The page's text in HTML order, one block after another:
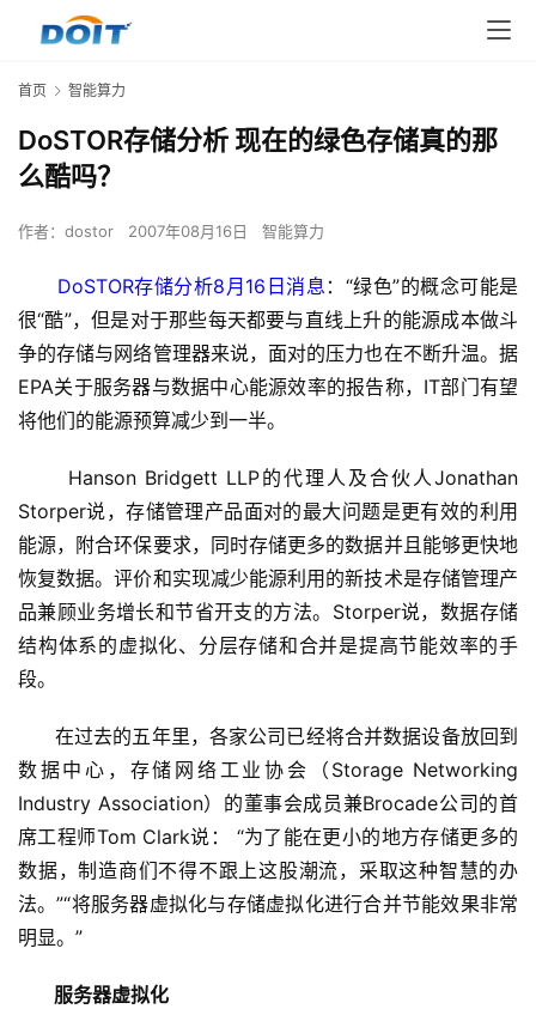
首页 智能算力
DoSTOR存储分析 现在的绿色存储真的那
么酷吗？
作者： dostor 2007年08月16日 智能算力
DoSTOR存储分析8月16日消息 ：“绿色”的概念可能是
很“酷”，但是对于那些每天都要与直线上升的能源成本做斗
争的存储与网络管理器来说，面对的压力也在不断升温。据
EPA关于服务器与数据中心能源效率的报告称，IT部门有望
将他们的能源预算减少到一半。
Hanson Bridgett LLP的代理人及合伙人Jonathan
Storper说，存储管理产品面对的最大问题是更有效的利用
能源，附合环保要求，同时存储更多的数据并且能够更快地
恢复数据。评价和实现减少能源利用的新技术是存储管理产
品兼顾业务增长和节省开支的方法。Storper说，数据存储
结构体系的虚拟化、分层存储和合并是提高节能效率的手
段。
在过去的五年里，各家公司已经将合并数据设备放回到
数据中心，存储网络工业协会（Storage Networking
Industry Association）的董事会成员兼Brocade公司的首
席工程师Tom Clark说： “为了能在更小的地方存储更多的
数据，制造商们不得不跟上这股潮流，采取这种智慧的办
法。”“将服务器虚拟化与存储虚拟化进行合并节能效果非常
明显。”
服务器虚拟化